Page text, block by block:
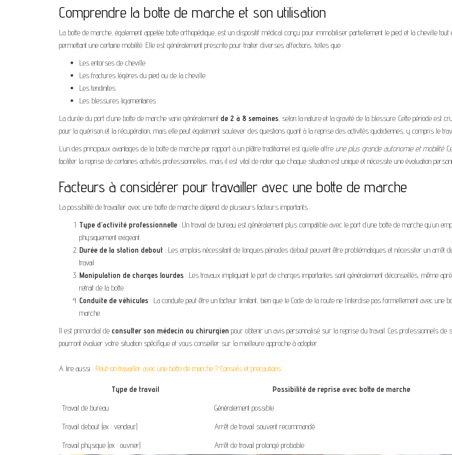
Comprendre la botte de marche et son utilisation
La botte de marche, également appelée botte orthopédique, est un dispositif médical conçu pour immobiliser partiellement le pied et la cheville tout
permettant une certaine mobilité. Elle est généralement prescrite pour traiter diverses affections, telles que :
Les entorses de cheville
Les fractures légères du pied ou de la cheville
Les tendinites
Les blessures ligamentaires
La durée du port d’une botte de marche varie généralement de 2 à 8 semaines, selon la nature et la gravité de la blessure. Cette période est
pour la guérison et la récupération, mais elle peut également soulever des questions quant à la reprise des activités quotidiennes, y compris le
L’un des principaux avantages de la botte de marche par rapport à un plâtre traditionnel est qu’elle offre une plus grande autonomie et mobilité.
faciliter la reprise de certaines activités professionnelles, mais il est vital de noter que chaque situation est unique et nécessite une évaluation
Facteurs à considérer pour travailler avec une botte de marche
La possibilité de travailler avec une botte de marche dépend de plusieurs facteurs importants :
Type d’activité professionnelle : Un travail de bureau est généralement plus compatible avec le port d’une botte de marche qu’un
physiquement exigeant.
Durée de la station debout : Les emplois nécessitant de longues périodes debout peuvent être problématiques et nécessiter un arrêt
travail.
Manipulation de charges lourdes : Les travaux impliquant le port de charges importantes sont généralement déconseillés, même
retrait de la botte.
Conduite de véhicules : La conduite peut être un facteur limitant, bien que le Code de la route ne l’interdise pas formellement avec une
marche.
Il est primordial de consulter son médecin ou chirurgien pour obtenir un avis personnalisé sur la reprise du travail. Ces professionnels de
pourront évaluer votre situation spécifique et vous conseiller sur la meilleure approche à adopter.
A lire aussi : Peut-on travailler avec une botte de marche ? Conseils et précautions
Type de travail
Possibilité de reprise avec botte de marche
Travail de bureau
Généralement possible
Travail debout (ex : vendeur)
Arrêt de travail souvent recommandé
Travail physique (ex : ouvrier)
Arrêt de travail prolongé probable